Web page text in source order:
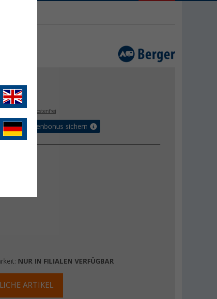
€
versandkostenfrei
Vorteilskartenbonus sichern
NUR IN FILIALEN VERFÜGBAR
ARTIKEL